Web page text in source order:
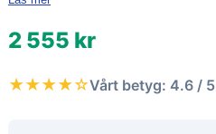
2 555 kr
★★★★☆Vårt betyg: 4.6 / 5